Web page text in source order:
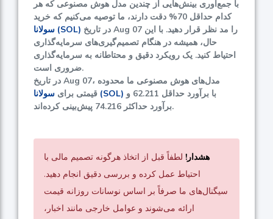
با جمع‌آوری بینش‌هایی از چندین مدل هوش مصنوعی که هر
کدام حداقل 70%
دقت دارند، ما توصیه می‌کنیم که خرید
سولانا (SOL)
حال، همیشه در هنگام تصمیم‌گیری‌های سرمایه‌گذاری
احتیاط کنید. یک رویکرد دقیق و محتاطانه به سرمایه‌گذاری
ضروری است.
در تاریخ Aug 07، مدل‌های هوش مصنوعی ما محدوده
قیمتی برای سولانا (SOL) با برآورد حداقل 62.211 و
برآورد حداکثر 74.216 پیش‌بینی کرده‌اند.
هشدار! لطفاً قبل از اتخاذ هرگونه تصمیم مالی با
احتیاط عمل کرده و بررسی دقیق انجام دهید.
سیگنال‌های ما صرفاً بر اساس نوسانات روزانه قیمت
ارائه می‌شوند و عوامل خارجی مانند اخبار،